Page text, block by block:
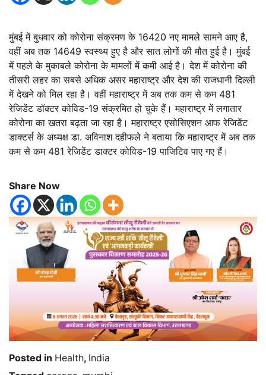
मुंबई में बुधवार को कोरोना संक्रमण के 16420 नए मामले सामने आए है,
वहीं अब तक 14649 स्वस्थ्य हुए है और सात लोगों की मौत हुई है। मुंबई
में पहले के मुकाबले कोरोना के मामलों में कमी आई है। देश में कोरोना की
तीसरी लहर का सबसे अधिक असर महाराष्ट्र और देश की राजधानी दिल्‍ली
में देखने को मिल रहा है। वहीं महाराष्ट्र में अब तक कम से कम 481
रेजिडेंट डॉक्टर कोविड-19 संक्रमित हो चुके हैं। महाराष्ट्र में लगातार
कोरोना का खतरा बढ़ता जा रहा है। महाराष्ट्र एसोसिएशन आफ रेजिडेंट
डाक्टर्स के अध्यक्ष डा. अविनाश दहीफले ने बताया कि महाराष्ट्र में अब तक
कम से कम 481 रेजिडेंट डाक्टर कोविड-19 पाजिटिव पाए गए हैं।
Share Now
Posted in Health, India